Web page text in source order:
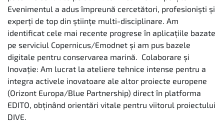
Evenimentul a adus împreună cercetători, profesioniști și
experți de top din științe multi-disciplinare. Am
identificat cele mai recente progrese în aplicațiile bazate
pe serviciul Copernicus/Emodnet și am pus bazele
digitale pentru conservarea marină. Colaborare și
Inovație: Am lucrat la ateliere tehnice intense pentru a
integra activele inovatoare ale altor proiecte europene
(Orizont Europa/Blue Partnership) direct în platforma
EDITO, obținând orientări vitale pentru viitorul proiectului
DIVE.